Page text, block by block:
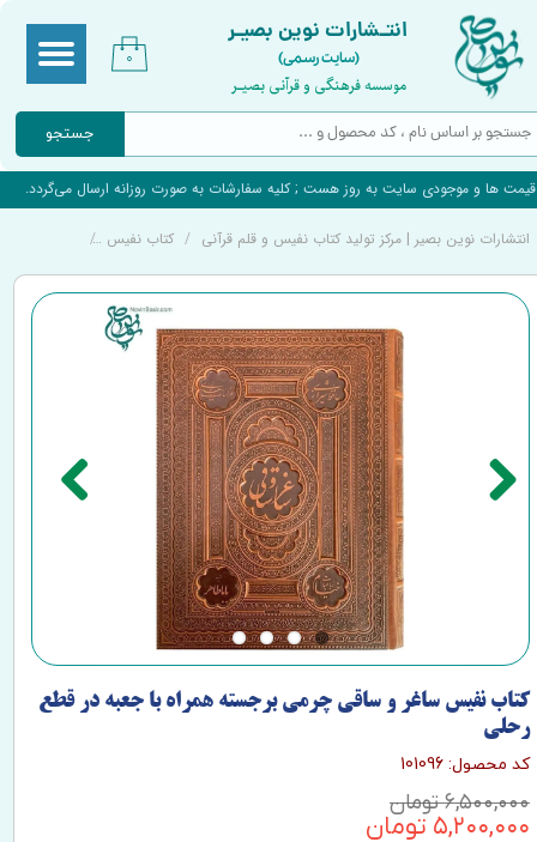
جستجو
۰
انتـشارات نوین بصیـر
موسسه فرهنگی و قرآنی بصیـر
(سایت رسمی)
قیمت ها و موجودی سایت به روز هست ; کلیه سفارشات به صورت روزانه ارسال می‌گردد.
انتشارات نوین بصیر | مرکز تولید کتاب نفیس و قلم قرآنی کتاب نفیس
کتاب نفیس ساغر و ساقی چرمی برجسته همراه با جعبه در قطع
رحلی
کد محصول: 101096
۶,۵۰۰,۰۰۰ تومان
۵,۲۰۰,۰۰۰ تومان